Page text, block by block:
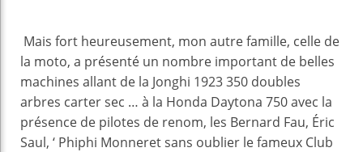
Mais fort heureusement, mon autre famille, celle de
la moto, a présenté un nombre important de belles
machines allant de la Jonghi 1923 350 doubles
arbres carter sec … à la Honda Daytona 750 avec la
présence de pilotes de renom, les Bernard Fau, Éric
Saul, ‘ Phiphi Monneret sans oublier le fameux Club